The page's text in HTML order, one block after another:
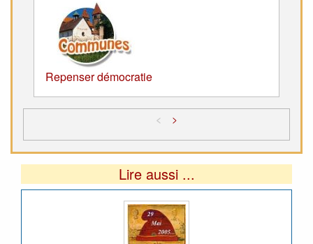
Repenser démocratie
< >
Lire aussi ...